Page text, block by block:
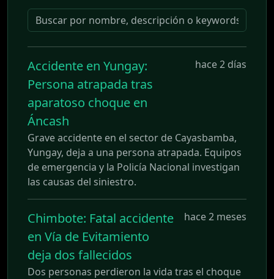
Accidente en Yungay:
Persona atrapada tras
aparatoso choque en
Áncash
hace 2 días
Grave accidente en el sector de Cayasbamba,
Yungay, deja a una persona atrapada. Equipos
de emergencia y la Policía Nacional investigan
las causas del siniestro.
Chimbote: Fatal accidente
en Vía de Evitamiento
deja dos fallecidos
hace 2 meses
Dos personas perdieron la vida tras el choque